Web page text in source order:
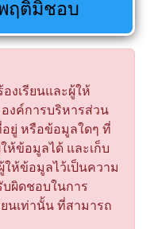
ฤติมิชอบ
งเรียนและผู้ให้
งค์การบริหารส่วน
ยู่ หรือข้อมูลใดๆ ที่
ห้ข้อมูลได้ และเก็บ
ห้ข้อมูลไว้เป็นความ
ผิดชอบในการ
ยนเท่านั้น ที่สามารถ